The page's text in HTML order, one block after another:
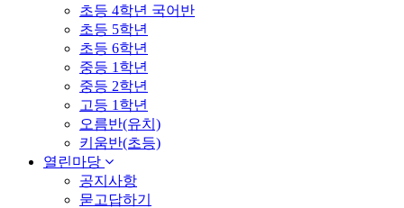
초등 4학년 국어반
초등 5학년
초등 6학년
중등 1학년
중등 2학년
고등 1학년
오름반(유치)
키움반(초등)
열린마당
공지사항
묻고답하기